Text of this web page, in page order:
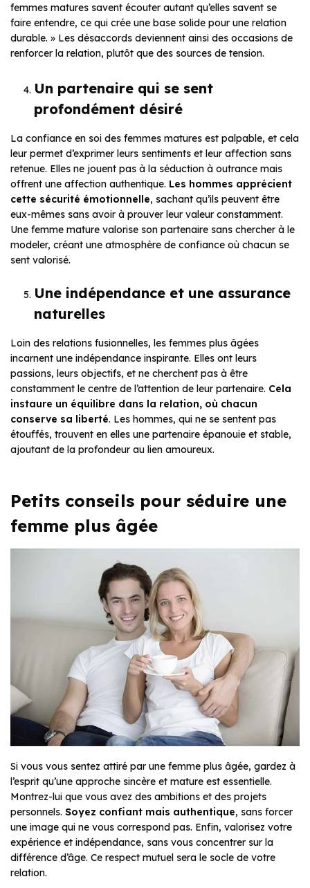
femmes matures savent écouter autant qu’elles savent se
faire entendre, ce qui crée une base solide pour une relation
durable. » Les désaccords deviennent ainsi des occasions de
renforcer la relation, plutôt que des sources de tension.
Un partenaire qui se sent
profondément désiré
La confiance en soi des femmes matures est palpable, et cela
leur permet d’exprimer leurs sentiments et leur affection sans
retenue. Elles ne jouent pas à la séduction à outrance mais
offrent une affection authentique. Les hommes apprécient
cette sécurité émotionnelle, sachant qu’ils peuvent être
eux-mêmes sans avoir à prouver leur valeur constamment.
Une femme mature valorise son partenaire sans chercher à le
modeler, créant une atmosphère de confiance où chacun se
sent valorisé.
Une indépendance et une assurance
naturelles
Loin des relations fusionnelles, les femmes plus âgées
incarnent une indépendance inspirante. Elles ont leurs
passions, leurs objectifs, et ne cherchent pas à être
constamment le centre de l’attention de leur partenaire. Cela
instaure un équilibre dans la relation, où chacun
conserve sa liberté. Les hommes, qui ne se sentent pas
étouffés, trouvent en elles une partenaire épanouie et stable,
ajoutant de la profondeur au lien amoureux.
Petits conseils pour séduire une
femme plus âgée
Si vous vous sentez attiré par une femme plus âgée, gardez à
l’esprit qu’une approche sincère et mature est essentielle.
Montrez-lui que vous avez des ambitions et des projets
personnels. Soyez confiant mais authentique, sans forcer
une image qui ne vous correspond pas. Enfin, valorisez votre
expérience et indépendance, sans vous concentrer sur la
différence d’âge. Ce respect mutuel sera le socle de votre
relation.